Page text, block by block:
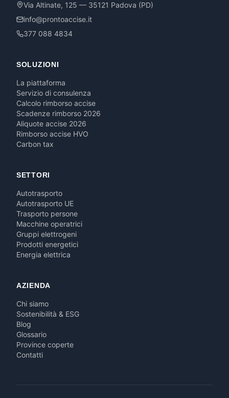
Via Altinate, 125 — 35121 Padova (PD)
info@prontoaccise.it
377 088 4834
SOLUZIONI
La piattaforma
Servizio di consulenza
Calcolo rimborso accise
Scadenze rimborso 2026
Aliquote accise 2026
Rimborso accise HVO
Carbon tax
SETTORI
Autotrasporto
Autotrasporto UE
Trasporto persone
Macchine operatrici
Gruppi elettrogeni
Prodotti energetici
Energia elettrica
AZIENDA
Chi siamo
Sostenibilità & ESG
Blog
Glossario
Province coperte
Contatti